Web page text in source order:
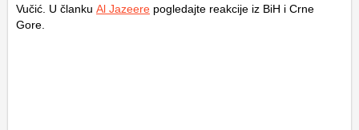
Vučić. U članku Al Jazeere pogledajte reakcije iz BiH i Crne
Gore.